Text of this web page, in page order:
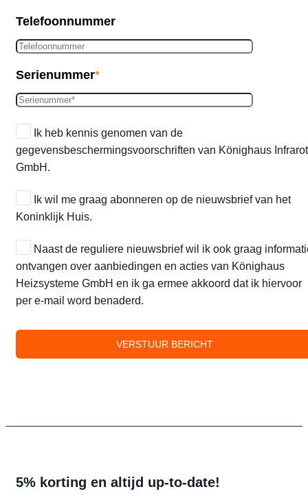
Telefoonnummer
Serienummer*
Ik heb kennis genomen van de
gegevensbeschermingsvoorschriften van Könighaus Infrarot
GmbH.
Ik wil me graag abonneren op de nieuwsbrief van het
Koninklijk Huis.
Naast de reguliere nieuwsbrief wil ik ook graag
ontvangen over aanbiedingen en acties van Könighaus
Heizsysteme GmbH en ik ga ermee akkoord dat ik hiervoor
per e-mail word benaderd.
5% korting en altijd up-to-date!